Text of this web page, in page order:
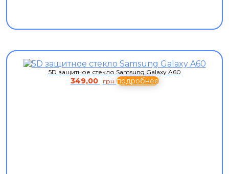
5D защитное стекло Samsung Galaxy A60
349,00 грн подробнее